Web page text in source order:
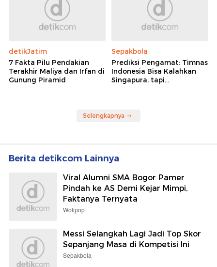
detikJatim
7 Fakta Pilu Pendakian
Terakhir Maliya dan Irfan di
Gunung Piramid
Sepakbola
Prediksi Pengamat: Timnas
Indonesia Bisa Kalahkan
Singapura, tapi...
Selengkapnya
Berita detikcom Lainnya
Viral Alumni SMA Bogor Pamer
Pindah ke AS Demi Kejar Mimpi,
Faktanya Ternyata
Wolipop
Messi Selangkah Lagi Jadi Top Skor
Sepanjang Masa di Kompetisi Ini
Sepakbola